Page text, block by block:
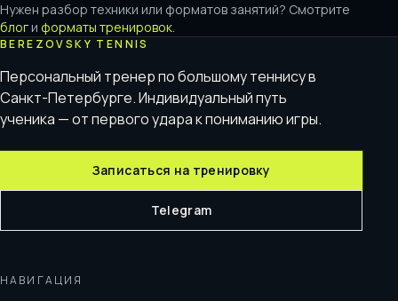
Нужен разбор техники или форматов занятий? Смотрите
блог и форматы тренировок.
BEREZOVSKY TENNIS
Персональный тренер по большому теннису в
Санкт-Петербурге. Индивидуальный путь
ученика — от первого удара к пониманию игры.
Записаться на тренировку
Telegram
НАВИГАЦИЯ